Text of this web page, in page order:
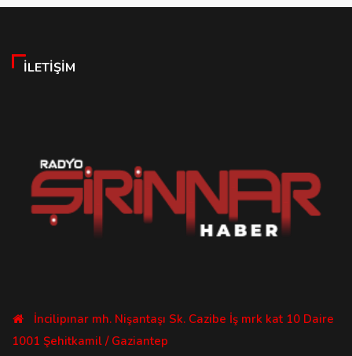
İLETIŞIM
İncilipınar mh. Nişantaşı Sk. Cazibe İş mrk kat 10 Daire
1001 Şehitkamil / Gaziantep